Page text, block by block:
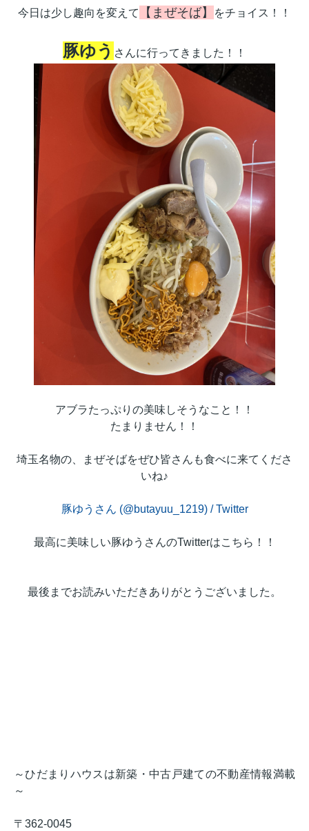
今日は少し趣向を変えて 【まぜそば】 をチョイス！！
豚ゆう さんに行ってきました！！
アブラたっぷりの美味しそうなこと！！
たまりません！！
埼玉名物の、まぜそばをぜひ皆さんも食べに来てくださ
いね♪
豚ゆうさん (@butayuu_1219) / Twitter
最高に美味しい豚ゆうさんのTwitterはこちら！！
最後までお読みいただきありがとうございました。
～ひだまりハウスは新築・中古戸建ての不動産情報満載
～
〒362-0045